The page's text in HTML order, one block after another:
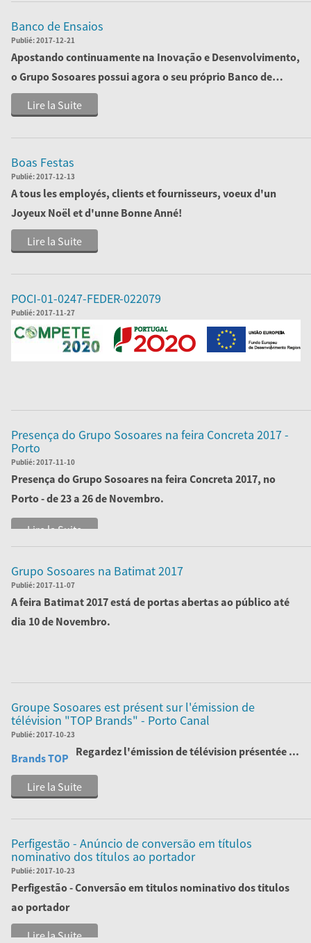
Banco de Ensaios
Publié:2017-12-21
Apostando continuamente na Inovação e Desenvolvimento,
o Grupo Sosoares possui agora o seu próprio Banco de
Ensaios, cujo objetivo passa por ofe...
Lire la Suite
Boas Festas
Publié:2017-12-13
A tous les employés, clients et fournisseurs, voeux d'un
Joyeux Noël et d'unne Bonne Anné!
Lire la Suite
POCI-01-0247-FEDER-022079
Publié:2017-11-27
Presença do Grupo Sosoares na feira Concreta 2017 -
Porto
Publié:2017-11-10
Presença doGrupo Sosoares na feira Concreta 2017, no
Porto - de 23 a 26 de Novembro.
Vamos estar à s...
Lire la Suite
Grupo Sosoares na Batimat 2017
Publié:2017-11-07
A feira Batimat 2017 está de portas abertas ao público até
dia 10 de Novembro.
Groupe Sosoares est présent sur l'émission de
télévision "TOP Brands" - Porto Canal
Publié:2017-10-23
Regardez l'émission de télévision
Brands TOP présentée ...
Lire la Suite
Perfigestão - Anúncio de conversão em títulos
nominativo dos títulos ao portador
Publié:2017-10-23
Perfigestão - Conversão em titulos nominativo dos titulos
ao portador
Lire la Suite